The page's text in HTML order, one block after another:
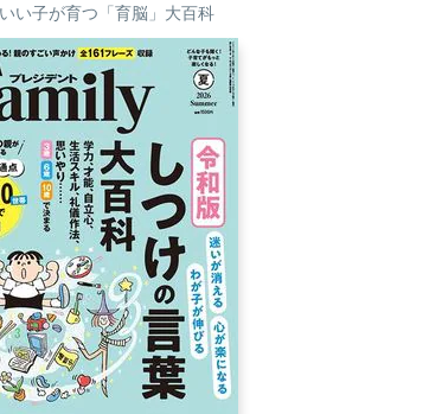
い子が育つ「育脳」大百科